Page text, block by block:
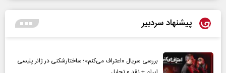
پیشنهاد سردبیر
بررسی سریال «اعتراف می‌کنم»؛ ساختارشکنی در ژانر پلیسی